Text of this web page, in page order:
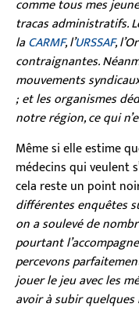
comme tous mes
tracas administratifs.
laCARMF, l’URSSAF,
contraignantes.
mouvements
; et les organismes
notre région, ce qui
Même si elle estime
médecins qui veulent
cela reste un point
différentes enquêtes
on a soulevé de
pourtant
percevons
jouer le jeu avec les
avoir à subir